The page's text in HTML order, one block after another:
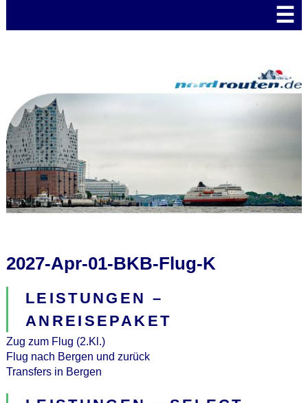
☰
2027-Apr-01-BKB-Flug-K
LEISTUNGEN –
ANREISEPAKET
Zug zum Flug (2.Kl.)
Flug nach Bergen und zurück
Transfers in Bergen